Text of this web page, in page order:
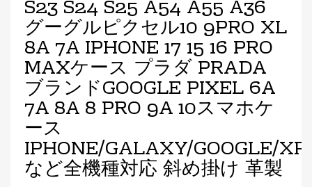
S23 S24 S25 A54 A55 A36
グーグルピクセル10 9PRO XL
8A 7A IPHONE 17 15 16 PRO
MAXケース プラダ PRADA
ブランドGOOGLE PIXEL 6A
7A 8A 8 PRO 9A 10スマホケ
ース
IPHONE/GALAXY/GOOGLE/
など全機種対応 斜め掛け 革製